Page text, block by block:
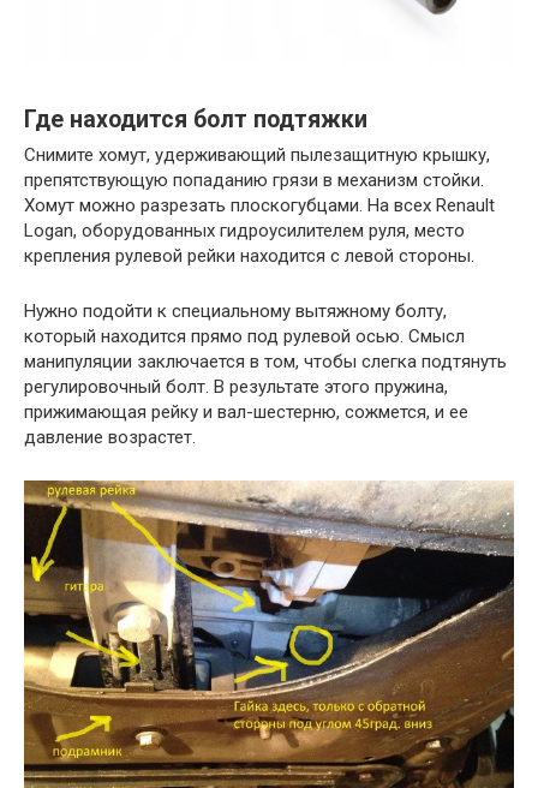
Где находится болт подтяжки
Снимите хомут, удерживающий пылезащитную крышку,
препятствующую попаданию грязи в механизм стойки.
Хомут можно разрезать плоскогубцами. На всех Renault
Logan, оборудованных гидроусилителем руля, место
крепления рулевой рейки находится с левой стороны.
Нужно подойти к специальному вытяжному болту,
который находится прямо под рулевой осью. Смысл
манипуляции заключается в том, чтобы слегка подтянуть
регулировочный болт. В результате этого пружина,
прижимающая рейку и вал-шестерню, сожмется, и ее
давление возрастет.